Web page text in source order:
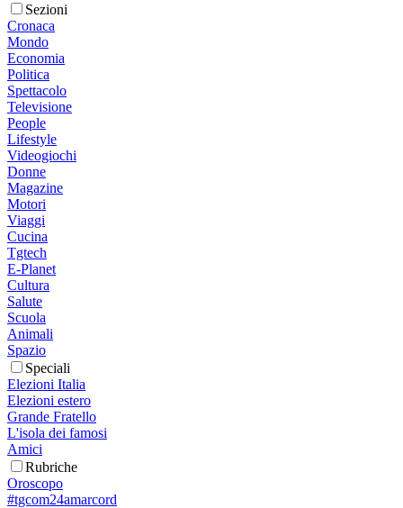
Sezioni
Cronaca
Mondo
Economia
Politica
Spettacolo
Televisione
People
Lifestyle
Videogiochi
Donne
Magazine
Motori
Viaggi
Cucina
Tgtech
E-Planet
Cultura
Salute
Scuola
Animali
Spazio
Speciali
Elezioni Italia
Elezioni estero
Grande Fratello
L'isola dei famosi
Amici
Rubriche
Oroscopo
#tgcom24amarcord